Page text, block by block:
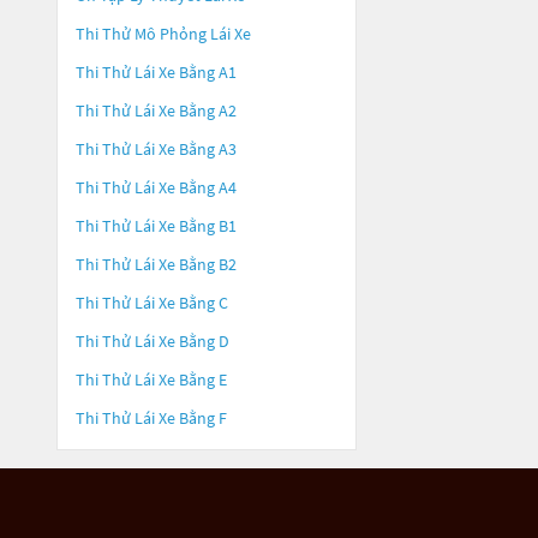
Thi Thử Mô Phỏng Lái Xe
Thi Thử Lái Xe Bằng A1
Thi Thử Lái Xe Bằng A2
Thi Thử Lái Xe Bằng A3
Thi Thử Lái Xe Bằng A4
Thi Thử Lái Xe Bằng B1
Thi Thử Lái Xe Bằng B2
Thi Thử Lái Xe Bằng C
Thi Thử Lái Xe Bằng D
Thi Thử Lái Xe Bằng E
Thi Thử Lái Xe Bằng F